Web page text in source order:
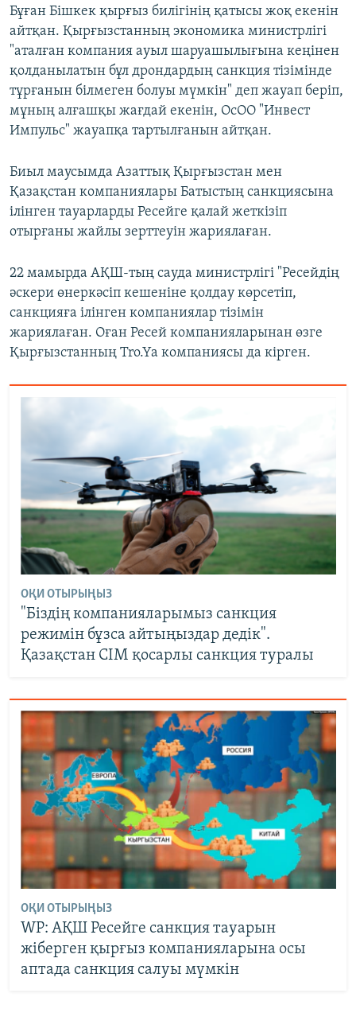
Бұған Бішкек қырғыз билігінің қатысы жоқ екенін
айтқан. Қырғызстанның экономика министрлігі
"аталған компания ауыл шаруашылығына кеңінен
қолданылатын бұл дрондардың санкция тізімінде
тұрғанын білмеген болуы мүмкін" деп жауап беріп,
мұның алғашқы жағдай екенін, ОсОО "Инвест
Импульс" жауапқа тартылғанын айтқан.
Биыл маусымда Азаттық Қырғызстан мен
Қазақстан компаниялары Батыстың санкциясына
ілінген тауарларды Ресейге қалай жеткізіп
отырғаны жайлы зерттеуін жариялаған.
22 мамырда АҚШ-тың сауда министрлігі "Ресейдің
әскери өнеркәсіп кешеніне қолдау көрсетіп,
санкцияға ілінген компаниялар тізімін
жариялаған. Оған Ресей компанияларынан өзге
Қырғызстанның Tro.Ya компаниясы да кірген.
ОҚИ ОТЫРЫҢЫЗ
"Біздің компанияларымыз санкция
режимін бұзса айтыңыздар дедік".
Қазақстан СІМ қосарлы санкция туралы
ОҚИ ОТЫРЫҢЫЗ
WP: АҚШ Ресейге санкция тауарын
жіберген қырғыз компанияларына осы
аптада санкция салуы мүмкін